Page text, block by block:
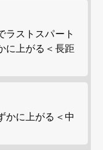
ラストスパート
に上がる＜長距
かに上がる＜中